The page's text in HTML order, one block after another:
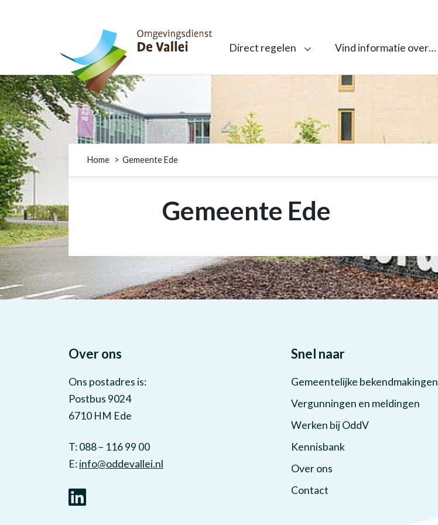
Omgevingsdienst De Vallei
Direct regelen
Vind informatie over…
Home Gemeente Ede
Gemeente Ede
Over ons
Ons postadres is:
Postbus 9024
6710 HM Ede
T: 088 – 116 99 00
E:info@oddevallei.nl
Snel naar
Gemeentelijke bekendmakingen
Vergunningen en meldingen
Werken bij OddV
Kennisbank
Over ons
Contact